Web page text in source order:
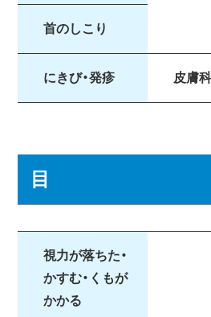
首のしこり
にきび・発疹 皮膚科
目
視力が落ちた・
かすむ・くもが
かかる